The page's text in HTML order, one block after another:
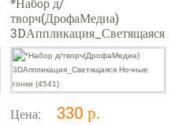
творч(ДрофаМедиа)
3DАппликация_Светящаяся
Ночные гонки (4541)
Цена: 330 р.